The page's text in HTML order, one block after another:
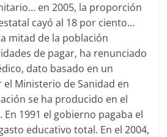
en 2005, la proporción
cayó al 18 por ciento…
mitad de la población
de pagar, ha renunciado
dato basado en un
Ministerio de Sanidad en
se ha producido en el
1991 el gobierno pagaba el
educativo total. En el 2004,